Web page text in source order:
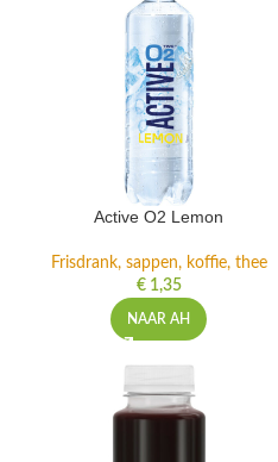
Active O2 Lemon
Frisdrank, sappen, koffie, thee
€1,35
NAAR AH